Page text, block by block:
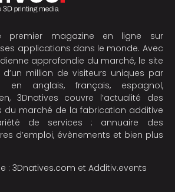
premier magazine en ligne sur
ses applications dans le monde. Avec
approfondie du marché, le site
million de visiteurs uniques par
en anglais, français, espagnol,
3Dnatives couvre l’actualité des
du marché de la fabrication additive
de services : annuaire des
d’emploi, évènements et bien plus
: 3Dnatives.com et Additiv.events